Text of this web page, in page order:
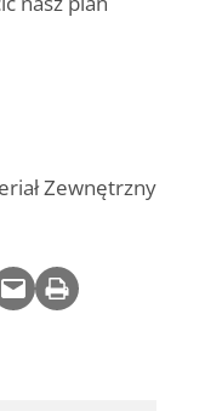
Zewnętrzny
Page Print this Page